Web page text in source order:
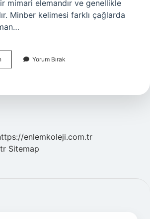
mimari elemandır ve genellikle
Minber kelimesi farklı çağlarda
Kürsüsü
Yarar
Yorum Bırak
enlemkoleji.com.tr
Sitemap